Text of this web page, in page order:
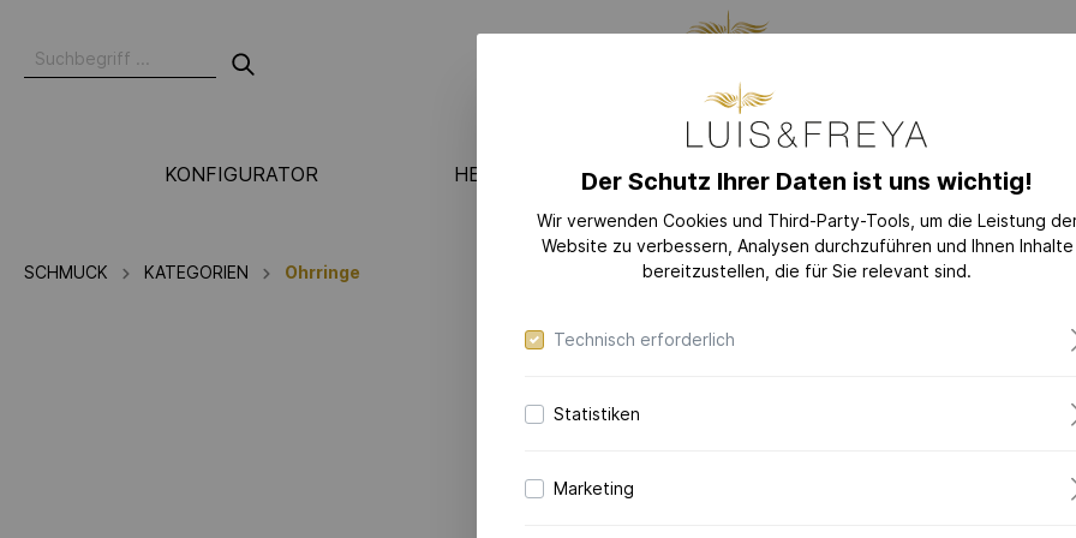
KONFIGURATOR HERSTELLUNG SCHMUCK
KOLLEKTIONEN
LOVE-LETTER
DAZZLING-
DAZZLING-
CERAMIC-
SCHMUCK KATEGORIEN Ohrringe
Der Schutz Ihrer Daten ist uns wichtig!
Wir verwenden Cookies und Third-Party-Tools, um die Leistung
Website zu verbessern, Analysen durchzuführen und Ihnen Inhalte
bereitzustellen, die für Sie relevant sind.
Technisch erforderlich
Statistiken
Marketing